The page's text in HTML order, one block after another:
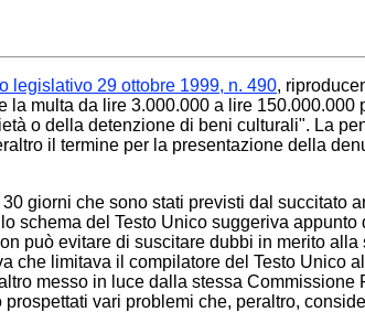
legislativo 29 ottobre 1999, n. 490,
multa da lire 3.000.000 a lire
o della detenzione di beni culturali". La
il termine per la presentazione della
giorni che sono stati previsti dal succitato
schema del Testo Unico suggeriva appunto
può evitare di suscitare dubbi in merito
che limitava il compilatore del Testo Unico
messo in luce dalla stessa
vari problemi che, peraltro,